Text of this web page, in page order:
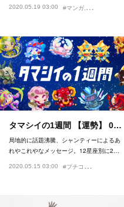
2020.05.19 03:00 #マンガ #プチコーナー
タマシイの1週間 【運勢】 0…
局地的に話題沸騰、シャンティーによるあ
れやこれやなメッセージ。12星座別に2…
2020.05.15 03:00 #
プチコーナー